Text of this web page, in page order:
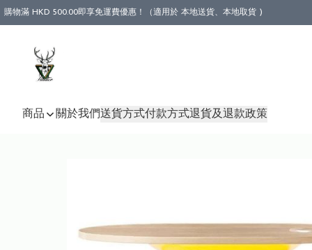
購物滿 HKD 500.00即享免運費優惠！（適用於 本地送貨、本地取貨 )
商品 關於我們送貨方式付款方式退貨及退款政策